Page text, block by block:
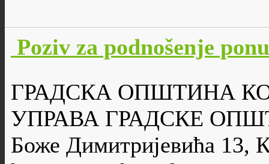
Poziv za podnošenje
ГРАДСКА ОПШТИНА
УПРАВА ГРАДСКЕ
Боже Димитријевића 13,